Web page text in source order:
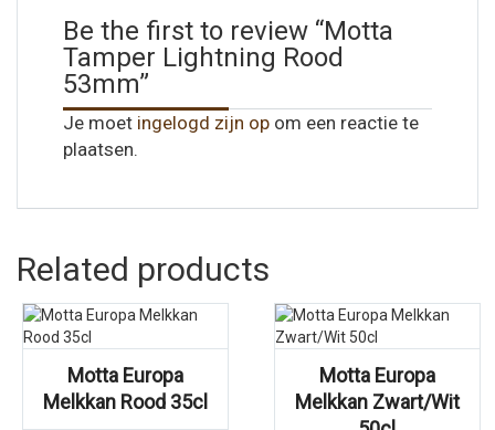
Be the first to review “Motta
Tamper Lightning Rood
53mm”
Je moet ingelogd zijn op om een reactie te
plaatsen.
Related products
Motta Europa
Melkkan Rood 35cl
Motta Europa
Melkkan Zwart/Wit